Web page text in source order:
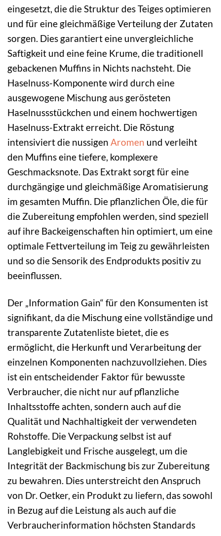
eingesetzt, die die Struktur des Teiges optimieren
und für eine gleichmäßige Verteilung der Zutaten
sorgen. Dies garantiert eine unvergleichliche
Saftigkeit und eine feine Krume, die traditionell
gebackenen Muffins in Nichts nachsteht. Die
Haselnuss-Komponente wird durch eine
ausgewogene Mischung aus gerösteten
Haselnussstückchen und einem hochwertigen
Haselnuss-Extrakt erreicht. Die Röstung
intensiviert die nussigen Aromen und verleiht
den Muffins eine tiefere, komplexere
Geschmacksnote. Das Extrakt sorgt für eine
durchgängige und gleichmäßige Aromatisierung
im gesamten Muffin. Die pflanzlichen Öle, die für
die Zubereitung empfohlen werden, sind speziell
auf ihre Backeigenschaften hin optimiert, um eine
optimale Fettverteilung im Teig zu gewährleisten
und so die Sensorik des Endprodukts positiv zu
beeinflussen.
Der „Information Gain“ für den Konsumenten ist
signifikant, da die Mischung eine vollständige und
transparente Zutatenliste bietet, die es
ermöglicht, die Herkunft und Verarbeitung der
einzelnen Komponenten nachzuvollziehen. Dies
ist ein entscheidender Faktor für bewusste
Verbraucher, die nicht nur auf pflanzliche
Inhaltsstoffe achten, sondern auch auf die
Qualität und Nachhaltigkeit der verwendeten
Rohstoffe. Die Verpackung selbst ist auf
Langlebigkeit und Frische ausgelegt, um die
Integrität der Backmischung bis zur Zubereitung
zu bewahren. Dies unterstreicht den Anspruch
von Dr. Oetker, ein Produkt zu liefern, das sowohl
in Bezug auf die Leistung als auch auf die
Verbraucherinformation höchsten Standards